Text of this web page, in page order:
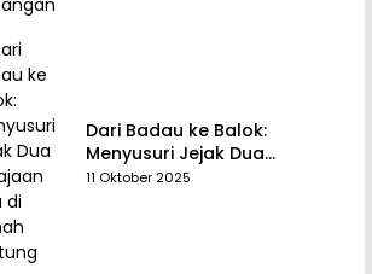
Dari Badau ke Balok:
Menyusuri Jejak Dua
Kerajaan Tua di Tanah
11 Oktober 2025